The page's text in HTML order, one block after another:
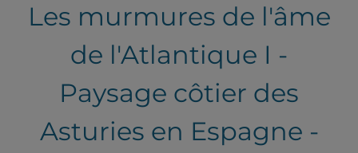
Les murmures de l'âme
de l'Atlantique I -
Paysage côtier des
Asturies en Espagne -